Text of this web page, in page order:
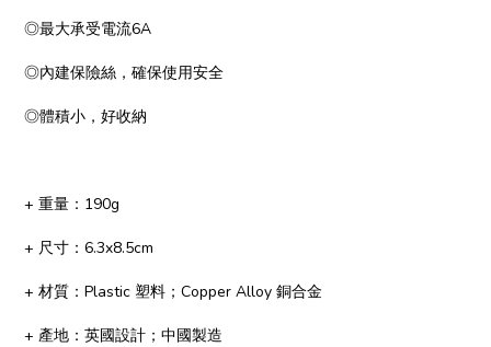
◎最大承受電流6A
◎內建保險絲，確保使用安全
◎體積小，好收納
+ 重量：190g
+ 尺寸：6.3x8.5cm
+ 材質：Plastic 塑料；Copper Alloy 銅合金
+ 產地：英國設計；中國製造